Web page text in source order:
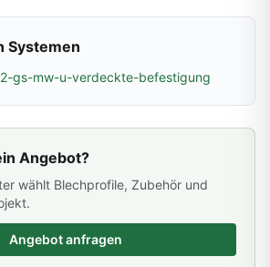
Systemen
gs-mw-u-verdeckte-befestigung
Angebot?
wählt Blechprofile, Zubehör und
Angebot anfragen